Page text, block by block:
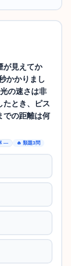
が見えてか
かかりまし
の速さは非
たとき、ピス
での距離は何
— 🔥 類題3問